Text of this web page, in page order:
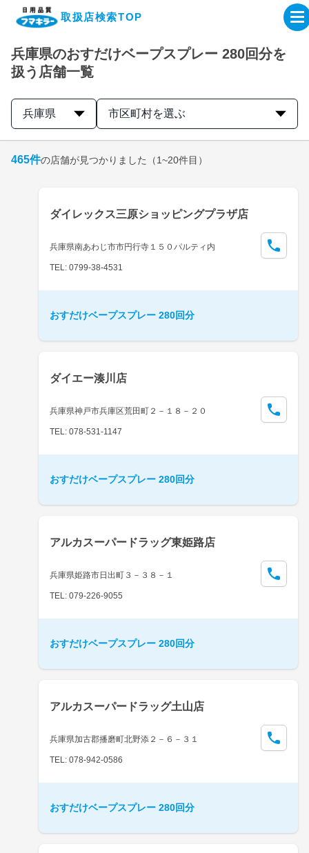
取扱店検索TOP
企業・IR情報サイト
製品情報サイト
取扱店検索はこちら
兵庫県のおすだけベープスプレー 280回分を
扱う店舗一覧
兵庫県 市区町村を選ぶ
465件の店舗が見つかりました （1~20件目）
ダイレックス三原ショッピングプラザ店
兵庫県南あわじ市市円行寺１５０パルティ内
TEL: 0799-38-4531
おすだけベープスプレー 280回分
ダイエー湊川店
兵庫県神戸市兵庫区荒田町２－１８－２０
TEL: 078-531-1147
おすだけベープスプレー 280回分
アルカスーパードラッグ東姫路店
兵庫県姫路市日出町３－３８－１
TEL: 079-226-9055
おすだけベープスプレー 280回分
アルカスーパードラッグ土山店
兵庫県加古郡播磨町北野添２－６－３１
TEL: 078-942-0586
おすだけベープスプレー 280回分